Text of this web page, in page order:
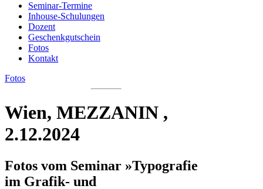
Seminar-Termine
Inhouse-Schulungen
Dozent
Geschenkgutschein
Fotos
Kontakt
Fotos
Wien, MEZZANIN ,
2.12.2024
Fotos vom Seminar »Typografie
im Grafik- und